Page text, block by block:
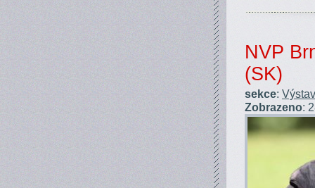
NVP
(SK)
sekce:
Zobrazeno: